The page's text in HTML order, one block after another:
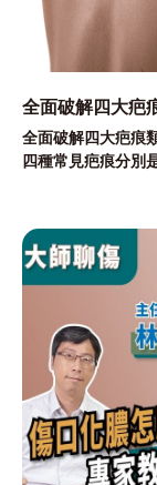
全面破解四大疤
全面破解四大疤痕
四種常見疤痕分別